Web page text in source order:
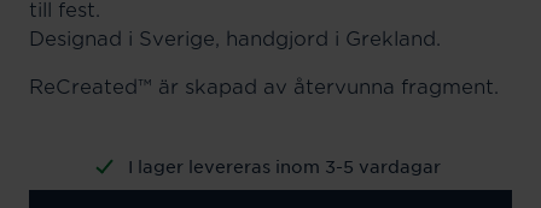
till fest.
Designad i Sverige, handgjord i Grekland.
ReCreated™ är skapad av återvunna fragment.
I lager levereras inom 3-5 vardagar